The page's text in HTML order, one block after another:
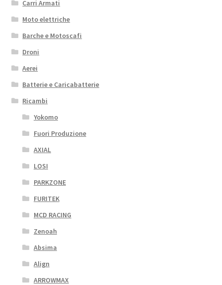
Carri Armati
Moto elettriche
Barche e Motoscafi
Droni
Aerei
Batterie e Caricabatterie
Ricambi
Yokomo
Fuori Produzione
AXIAL
LOSI
PARKZONE
FURITEK
MCD RACING
Zenoah
Absima
Align
ARROWMAX